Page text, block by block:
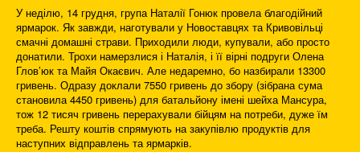
У неділю, 14 грудня, група Наталії Гонюк провела благодійний
ярмарок. Як завжди, наготували у Новоставцях та Кривовільці
смачні домашні страви. Приходили люди, купували, або просто
донатили. Трохи намерзлися і Наталія, і її вірні подруги Олена
Глов’юк та Майя Окаєвич. Але недаремно, бо назбирали 13300
гривень. Одразу доклали 7550 гривень до збору (зібрана сума
становила 4450 гривень) для батальйону імені шейха Мансура,
тож 12 тисяч гривень перерахували бійцям на потреби, дуже їм
треба. Решту коштів спрямують на закупівлю продуктів для
наступних відправлень та ярмарків.